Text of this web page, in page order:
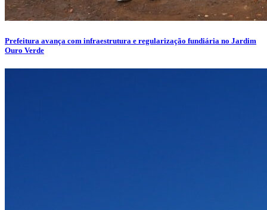
Prefeitura avança com infraestrutura e regularização fundiária no Jardim
Ouro Verde